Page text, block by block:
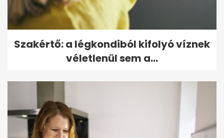
Szakértő: a légkondiból kifolyó víznek
véletlenül sem a...